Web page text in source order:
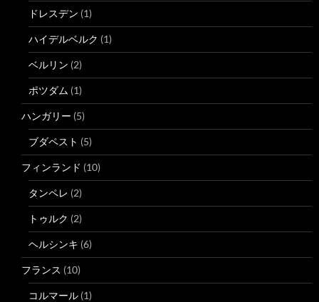
ドレスデン (1)
ハイデルベルク (1)
ベルリン (2)
ポツダム (1)
ハンガリー (5)
ブダペスト (5)
フィンランド (10)
タンペレ (2)
トゥルク (2)
ヘルシンキ (6)
フランス (10)
コルマール (1)